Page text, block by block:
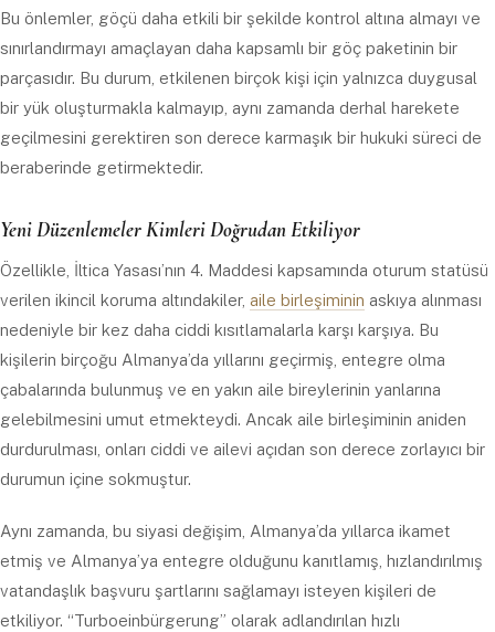
Bu önlemler, göçü daha etkili bir şekilde kontrol altına almayı ve
sınırlandırmayı amaçlayan daha kapsamlı bir göç paketinin bir
parçasıdır. Bu durum, etkilenen birçok kişi için yalnızca duygusal
bir yük oluşturmakla kalmayıp, aynı zamanda derhal harekete
geçilmesini gerektiren son derece karmaşık bir hukuki süreci de
beraberinde getirmektedir.
Yeni Düzenlemeler Kimleri Doğrudan Etkiliyor
Özellikle, İltica Yasası’nın 4. Maddesi kapsamında oturum statüsü
verilen ikincil koruma altındakiler, aile birleşiminin askıya alınması
nedeniyle bir kez daha ciddi kısıtlamalarla karşı karşıya. Bu
kişilerin birçoğu Almanya’da yıllarını geçirmiş, entegre olma
çabalarında bulunmuş ve en yakın aile bireylerinin yanlarına
gelebilmesini umut etmekteydi. Ancak aile birleşiminin aniden
durdurulması, onları ciddi ve ailevi açıdan son derece zorlayıcı bir
durumun içine sokmuştur.
Aynı zamanda, bu siyasi değişim, Almanya’da yıllarca ikamet
etmiş ve Almanya’ya entegre olduğunu kanıtlamış, hızlandırılmış
vatandaşlık başvuru şartlarını sağlamayı isteyen kişileri de
etkiliyor. “Turboeinbürgerung” olarak adlandırılan hızlı